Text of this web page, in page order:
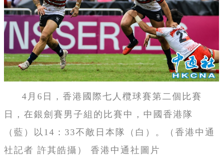
4月6日，香港國際七人欖球賽第二個比賽
日，在銀劍賽男子組的比賽中，中國香港隊
（藍）以14：33不敵日本隊（白）。（香港中通
社記者 許其皓攝） 香港中通社圖片